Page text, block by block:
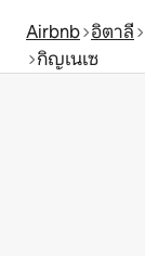
Airbnb อิตาลี
กิญเนเซ